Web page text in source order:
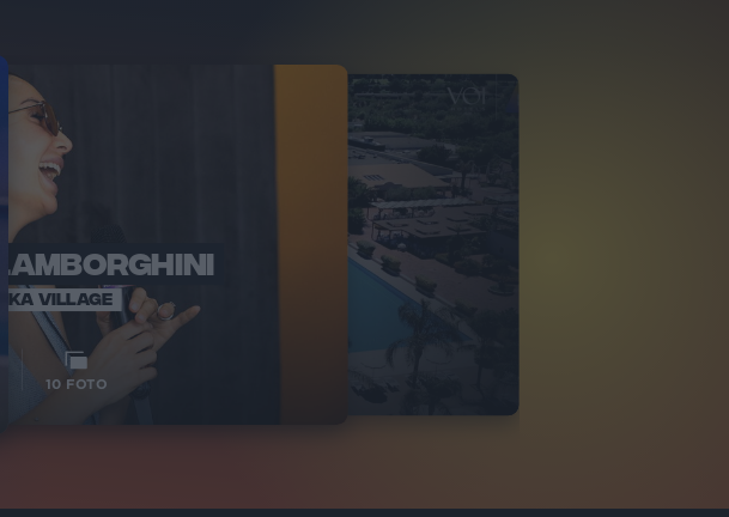
VILLAGE
10 FOTO
RADIO ITALIA
VOI TANKA VILLAGE